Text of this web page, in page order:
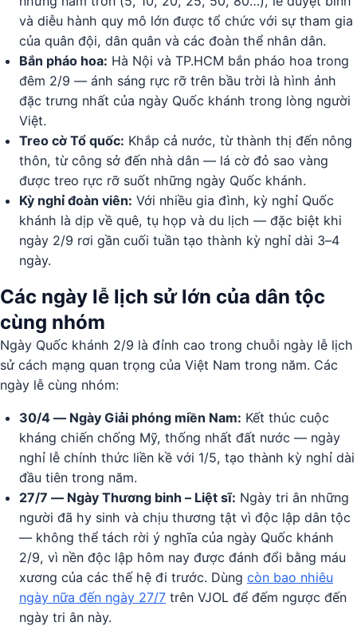
và diễu hành quy mô lớn được tổ chức với sự tham gia
của quân đội, dân quân và các đoàn thể nhân dân.
Bắn pháo hoa: Hà Nội và TP.HCM bắn pháo hoa trong
đêm 2/9 — ánh sáng rực rỡ trên bầu trời là hình ảnh
đặc trưng nhất của ngày Quốc khánh trong lòng người
Việt.
Treo cờ Tổ quốc: Khắp cả nước, từ thành thị đến nông
thôn, từ công sở đến nhà dân — lá cờ đỏ sao vàng
được treo rực rỡ suốt những ngày Quốc khánh.
Kỳ nghỉ đoàn viên: Với nhiều gia đình, kỳ nghỉ Quốc
khánh là dịp về quê, tụ họp và du lịch — đặc biệt khi
ngày 2/9 rơi gần cuối tuần tạo thành kỳ nghỉ dài 3–4
ngày.
Các ngày lễ lịch sử lớn của dân tộc
cùng nhóm
Ngày Quốc khánh 2/9 là đỉnh cao trong chuỗi ngày lễ lịch
sử cách mạng quan trọng của Việt Nam trong năm. Các
ngày lễ cùng nhóm:
30/4 — Ngày Giải phóng miền Nam: Kết thúc cuộc
kháng chiến chống Mỹ, thống nhất đất nước — ngày
nghỉ lễ chính thức liền kề với 1/5, tạo thành kỳ nghỉ dài
đầu tiên trong năm.
27/7 — Ngày Thương binh – Liệt sĩ: Ngày tri ân những
người đã hy sinh và chịu thương tật vì độc lập dân tộc
— không thể tách rời ý nghĩa của ngày Quốc khánh
2/9, vì nền độc lập hôm nay được đánh đổi bằng máu
xương của các thế hệ đi trước. Dùng còn bao nhiêu
ngày nữa đến ngày 27/7 trên VJOL để đếm ngược đến
ngày tri ân này.